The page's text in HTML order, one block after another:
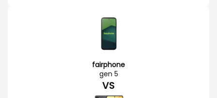
fairphone
gen 5
VS